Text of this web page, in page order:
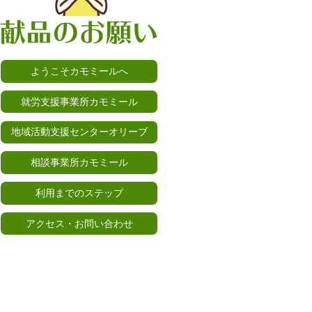
ようこそカモミールへ
就労支援事業所カモミール
地域活動支援センターオリーブ
相談事業所カモミール
利用までのステップ
アクセス・お問い合わせ